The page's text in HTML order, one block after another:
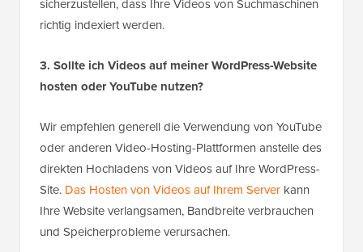
sicherzustellen, dass Ihre Videos von Suchmaschinen
richtig indexiert werden.
3. Sollte ich Videos auf meiner WordPress-Website
hosten oder YouTube nutzen?
Wir empfehlen generell die Verwendung von YouTube
oder anderen Video-Hosting-Plattformen anstelle des
direkten Hochladens von Videos auf Ihre WordPress-
Site. Das Hosten von Videos auf Ihrem Server kann
Ihre Website verlangsamen, Bandbreite verbrauchen
und Speicherprobleme verursachen.